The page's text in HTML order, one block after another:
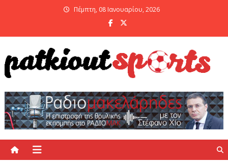
Πέμπτη, 08 Ιανουαρίου, 2026